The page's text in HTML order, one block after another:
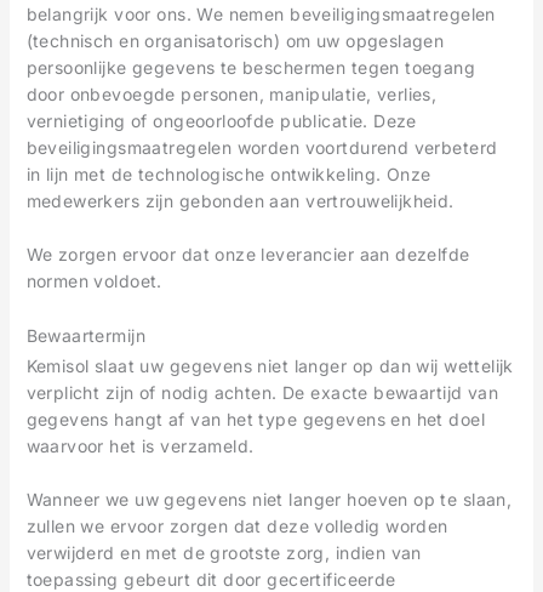
belangrijk voor ons. We nemen beveiligingsmaatregelen
(technisch en organisatorisch) om uw opgeslagen
persoonlijke gegevens te beschermen tegen toegang
door onbevoegde personen, manipulatie, verlies,
vernietiging of ongeoorloofde publicatie. Deze
beveiligingsmaatregelen worden voortdurend verbeterd
in lijn met de technologische ontwikkeling. Onze
medewerkers zijn gebonden aan vertrouwelijkheid.
We zorgen ervoor dat onze leverancier aan dezelfde
normen voldoet.
Bewaartermijn
Kemisol slaat uw gegevens niet langer op dan wij wettelijk
verplicht zijn of nodig achten. De exacte bewaartijd van
gegevens hangt af van het type gegevens en het doel
waarvoor het is verzameld.
Wanneer we uw gegevens niet langer hoeven op te slaan,
zullen we ervoor zorgen dat deze volledig worden
verwijderd en met de grootste zorg, indien van
toepassing gebeurt dit door gecertificeerde